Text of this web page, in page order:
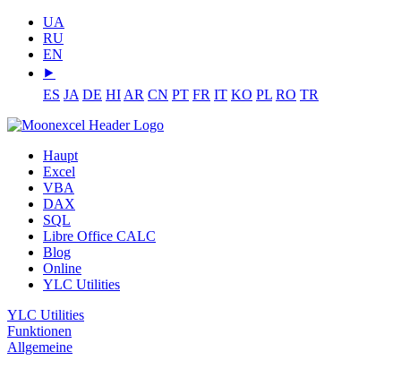
UA
RU
EN
⯈
ES JA DE HI AR CN PT FR IT KO PL RO TR
Haupt
Excel
VBA
DAX
SQL
Libre Office CALC
Blog
Online
YLC Utilities
YLC Utilities
Funktionen
Allgemeine